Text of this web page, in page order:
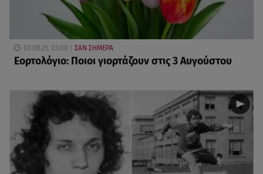
03.08.26, 03:00 ΣΑΝ ΣΗΜΕΡΑ
Εορτολόγιο: Ποιοι γιορτάζουν στις 3 Αυγούστου